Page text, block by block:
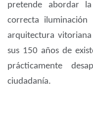
pretende abordar
correcta
arquitectura
sus 150 años de
prácticamente
ciudadanía.